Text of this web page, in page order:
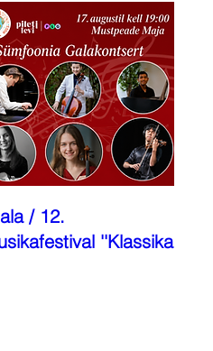
/ 12.
''Klassika